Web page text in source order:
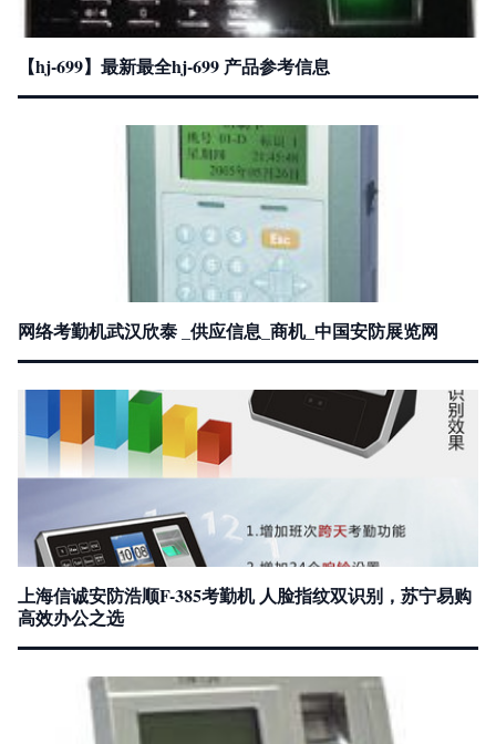
【hj-699】最新最全hj-699 产品参考信息
网络考勤机武汉欣泰 _供应信息_商机_中国安防展览网
上海信诚安防浩顺F-385考勤机 人脸指纹双识别，苏宁易购
高效办公之选